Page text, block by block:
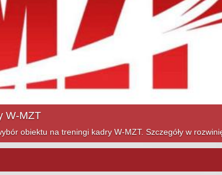
sezonie! Szczegóły w rozwinięciu